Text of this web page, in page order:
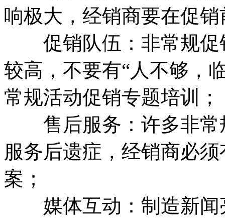
响极大，经销商要在促
促销队伍：非常规促
较高，不要有“人不够，
常规活动促销专题培训；
售后服务：许多非常
服务后遗症，经销商必
案；
媒体互动：制造新闻